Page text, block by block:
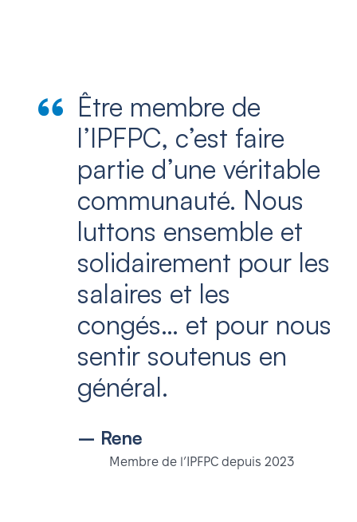
Être membre de
l’IPFPC, c’est faire
partie d’une véritable
communauté. Nous
luttons ensemble et
solidairement pour les
salaires et les
congés… et pour nous
sentir soutenus en
général.
– Rene
Membre de l’IPFPC depuis 2023